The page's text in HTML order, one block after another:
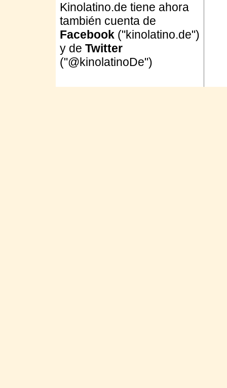
Kinolatino.de tiene ahora
también cuenta de
Facebook ("kinolatino.de")
y de Twitter
("@kinolatinoDe")